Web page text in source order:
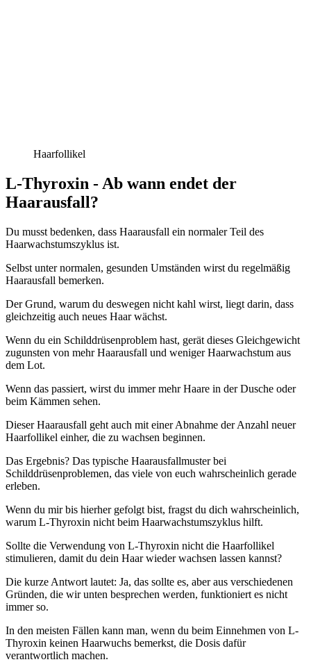
Haarfollikel
L-Thyroxin - Ab wann endet der
Haarausfall?
Du musst bedenken, dass Haarausfall ein normaler Teil des
Haarwachstumszyklus ist.
Selbst unter normalen, gesunden Umständen wirst du regelmäßig
Haarausfall bemerken.
Der Grund, warum du deswegen nicht kahl wirst, liegt darin, dass
gleichzeitig auch neues Haar wächst.
Wenn du ein Schilddrüsenproblem hast, gerät dieses Gleichgewicht
zugunsten von mehr Haarausfall und weniger Haarwachstum aus
dem Lot.
Wenn das passiert, wirst du immer mehr Haare in der Dusche oder
beim Kämmen sehen.
Dieser Haarausfall geht auch mit einer Abnahme der Anzahl neuer
Haarfollikel einher, die zu wachsen beginnen.
Das Ergebnis? Das typische Haarausfallmuster bei
Schilddrüsenproblemen, das viele von euch wahrscheinlich gerade
erleben.
Wenn du mir bis hierher gefolgt bist, fragst du dich wahrscheinlich,
warum L-Thyroxin nicht beim Haarwachstumszyklus hilft.
Sollte die Verwendung von L-Thyroxin nicht die Haarfollikel
stimulieren, damit du dein Haar wieder wachsen lassen kannst?
Die kurze Antwort lautet: Ja, das sollte es, aber aus verschiedenen
Gründen, die wir unten besprechen werden, funktioniert es nicht
immer so.
In den meisten Fällen kann man, wenn du beim Einnehmen von L-
Thyroxin keinen Haarwuchs bemerkst, die Dosis dafür
verantwortlich machen.